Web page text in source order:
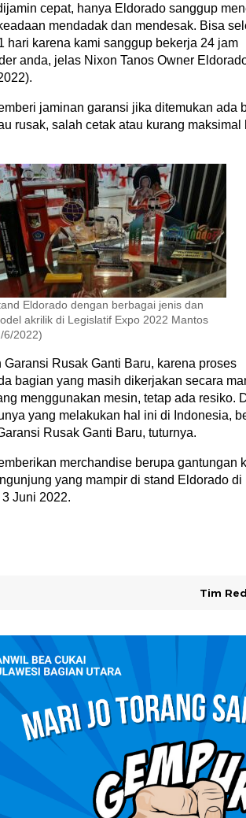
cepat, hanya Eldorado sanggup
mendadak dan mendesak. Bisa
hari karena kami sanggup bekerja 24 jam
anda, jelas Nixon Tanos Owner
jaminan garansi jika ditemukan ada
rusak, salah cetak atau kurang maksimal
Eldorado dengan berbagai jenis dan
akrilik di Legislatif Expo 2022 Mantos
6/2022)
Garansi Rusak Ganti Baru, karena proses
bagian yang masih dikerjakan secara
menggunakan mesin, tetap ada resiko.
yang melakukan hal ini di Indonesia,
Rusak Ganti Baru, tuturnya.
merchandise berupa gantungan
yang mampir di stand Eldorado di
Juni 2022.
Tim